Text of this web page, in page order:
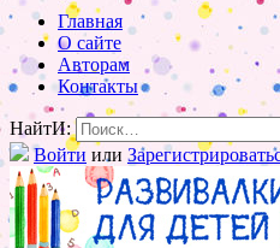
Главная
О сайте
Авторам
Контакты
НайтИ:
Войти или